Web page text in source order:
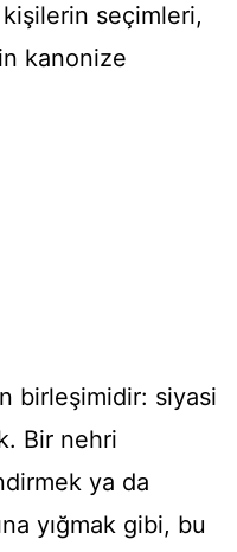
seçimleri,
kanonize
birleşimidir: siyasi
Bir nehri
ya da
yığmak gibi, bu